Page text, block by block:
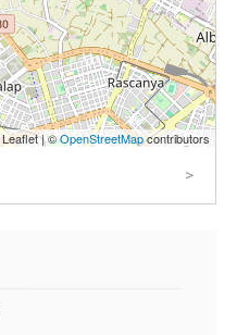
Leaflet | ©OpenStreetMapcontributors